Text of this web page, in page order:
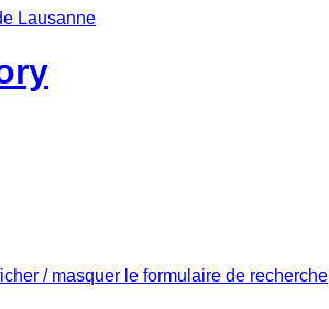
/ masquer le formulaire de recherche